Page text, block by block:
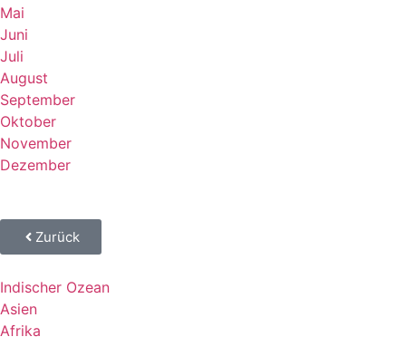
Mai
Juni
Juli
August
September
Oktober
November
Dezember
Zurück
Indischer Ozean
Asien
Afrika